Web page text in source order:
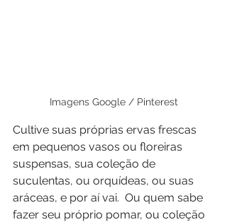
Imagens Google / Pinterest
Cultive suas próprias ervas frescas
em pequenos vasos ou floreiras
suspensas, sua coleção de
suculentas, ou orquídeas, ou suas
aráceas, e por aí vai.  Ou quem sabe
fazer seu próprio pomar, ou coleção